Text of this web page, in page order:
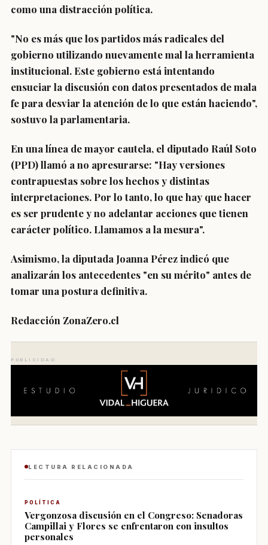
como una distracción política.
"No es más que los partidos más radicales del
gobierno utilizando nuevamente mal la herramienta
institucional. Este gobierno está intentando
ensuciar la discusión con datos presentados de mala
fe para desviar la atención de lo que están haciendo",
sostuvo la parlamentaria.
En una línea de mayor cautela, el diputado Raúl Soto
(PPD)llamó a no apresurarse: "Hay versiones
contrapuestas sobre los hechos y distintas
interpretaciones. Por lo tanto,lo que hay que hacer
es ser prudente y no adelantar acciones que tienen
carácter político. Llamamos a la mesura".
Asimismo, la diputada Joanna Pérez indicó que
analizarán los antecedentes "en su mérito" antes de
tomar una postura definitiva.
Redacción ZonaZero.cl
PUBLICIDAD
LECTURA RELACIONADA
POLÍTICA
Vergonzosa discusión en el Congreso: Senadoras
Campillai y Flores se enfrentaron con insultos
personales